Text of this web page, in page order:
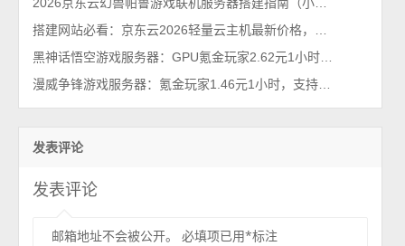
发表评论
发表评论
邮箱地址不会被公开。 必填项已用*标注